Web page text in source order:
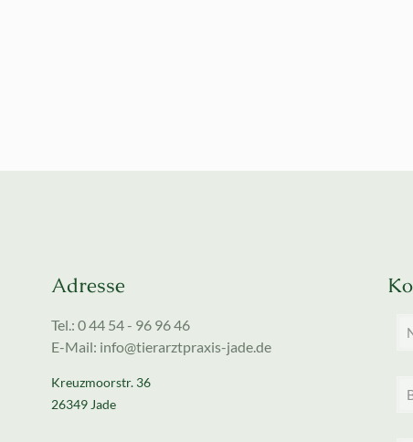
Adresse
Tel.: 0 44 54 - 96 96 46
E-Mail: info@tierarztpraxis-jade.de
Kreuzmoorstr. 36
26349 Jade